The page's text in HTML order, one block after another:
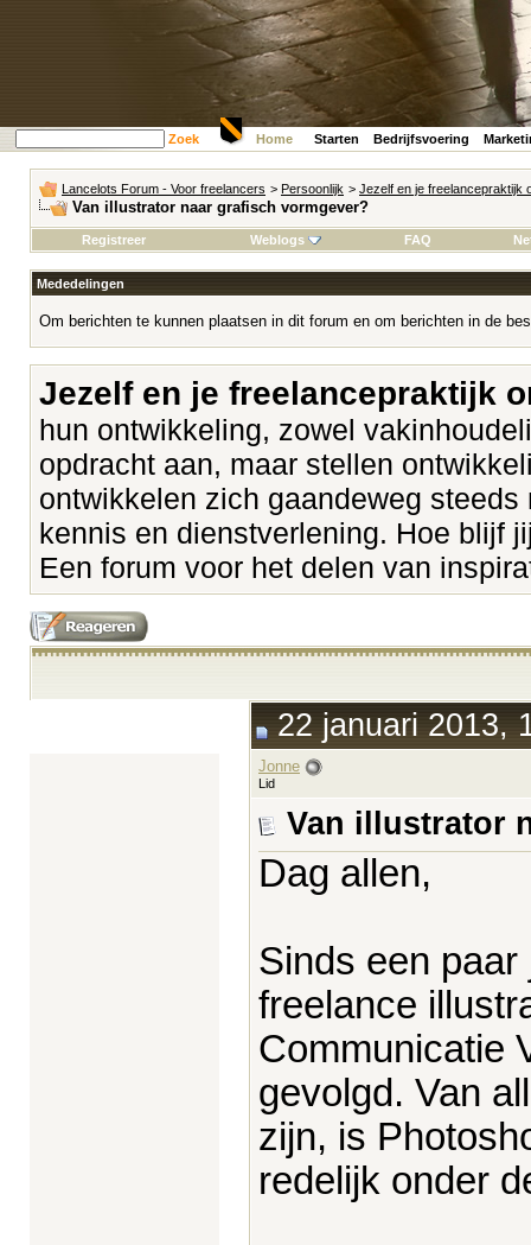
Zoek Home Starten Bedrijfsvoering
Lancelots Forum - Voor freelancers > Persoonlijk > Jezelf en je freelancepraktijk
Van illustrator naar grafisch vormgever?
Registreer Weblogs FAQ
Mededelingen
Om berichten te kunnen plaatsen in dit forum en om berichten in de
Jezelf en je freelancepraktijk
hun ontwikkeling, zowel
opdracht aan, maar stellen
ontwikkelen zich gaandeweg
kennis en dienstverlening. Hoe blijf
Een forum voor het delen van
22 januari 2013,
Jonne
Lid
Van illustrator
Dag allen,
Sinds een
freelance
Communicatie
gevolgd. Van
zijn, is
redelijk onder